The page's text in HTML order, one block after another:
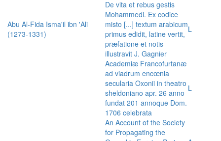
Abu Al-Fida Isma'il ibn 'Ali
(1273-1331)
De vita et rebus gestis
Mohammedi. Ex codice
misto [...] textum arabicum
primus edidit, latine vertit,
præfatione et notis
illustravit J. Gagnier
L
Academiæ Francofurtanæ
ad viadrum encœnia
secularia Oxonii in theatro
sheldoniano apr. 26 anno
fundat 201 annoque Dom.
1706 celebrata
L
An Account of the Society
for Propagating the